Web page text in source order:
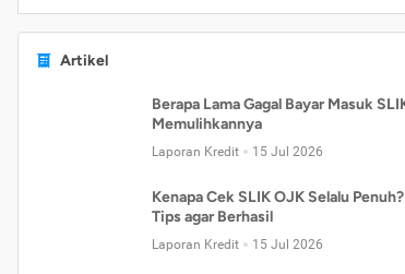
Artikel
Berapa Lama Gagal Bayar Masuk
Memulihkannya
Laporan Kredit 15 Jul 2026
Kenapa Cek SLIK OJK Selalu
Tips agar Berhasil
Laporan Kredit 15 Jul 2026